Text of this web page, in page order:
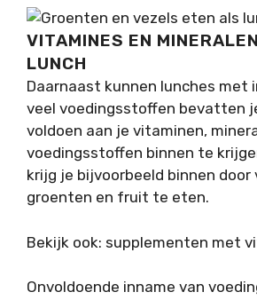
VITAMINES EN
LUNCH
Daarnaast kunnen lunches met
veel voedingsstoffen bevatten
voldoen aan je vitaminen,
voedingsstoffen binnen te
krijg je bijvoorbeeld binnen door
groenten en fruit te eten.
Bekijk ook: supplementen met
Onvoldoende inname van